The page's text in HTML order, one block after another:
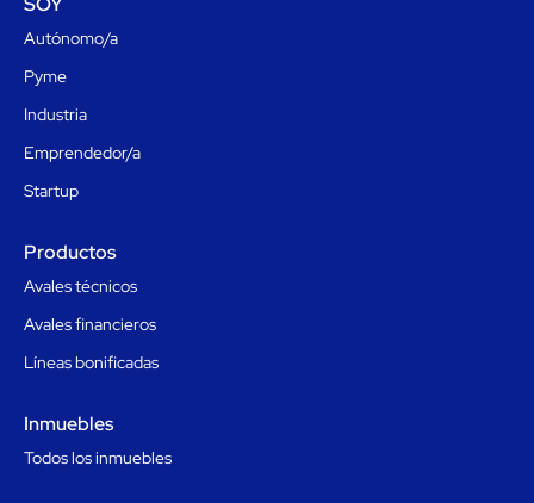
Autónomo/a
Pyme
Industria
Emprendedor/a
Startup
Productos
Avales técnicos
Avales financieros
Líneas bonificadas
Inmuebles
Todos los inmuebles